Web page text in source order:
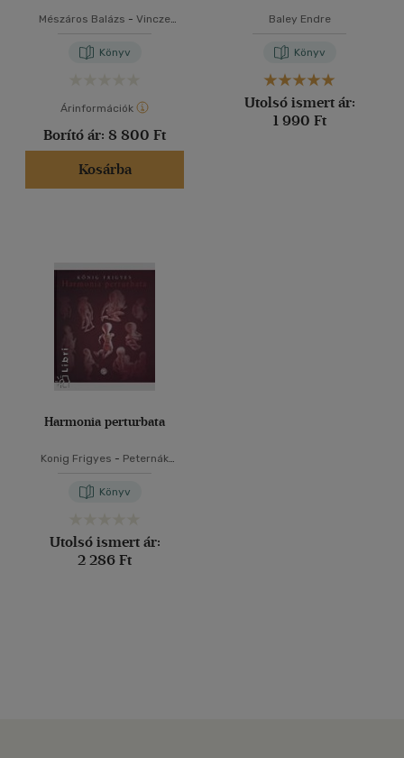
Mészáros Balázs - Vincze
Könyv
Árinformációk
Borító ár: 8 800 Ft
Kosárba
Baley Endre
Könyv
Utolsó ismert ár:
1 990 Ft
Harmonia perturbata
Konig Frigyes - Peternák
Judit
Könyv
Utolsó ismert ár:
2 286 Ft